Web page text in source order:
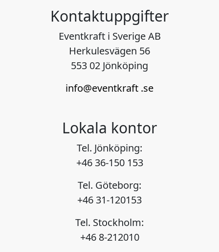
Kontaktuppgifter
Eventkraft i Sverige AB
Herkulesvägen 56
553 02 Jönköping
info@eventkraft .se
Lokala kontor
Tel. Jönköping:
+46 36-150 153
Tel. Göteborg:
+46 31-120153
Tel. Stockholm:
+46 8-212010